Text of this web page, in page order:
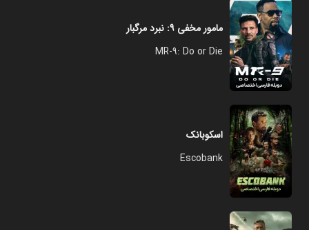
مامور مخفی ۹: نبرد مرگبار
MR-9: Do or Die
اسکوبانک
Escobank